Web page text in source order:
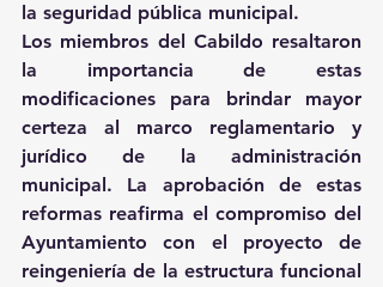
la seguridad pública municipal.
Los miembros del Cabildo resaltaron
la importancia de estas
modificaciones para brindar mayor
certeza al marco reglamentario y
jurídico de la administración
municipal. La aprobación de estas
reformas reafirma el compromiso del
Ayuntamiento con el proyecto de
reingeniería de la estructura funcional